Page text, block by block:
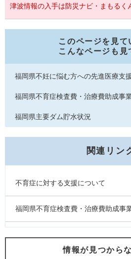
津波情報の入手は防災ナビ・まもるく
このページを見て
こんなページも見
福岡県不妊に悩む方への先進医療支
福岡県不育症検査費・治療費助成事
福岡県主要ダム貯水状況
関連リン
不育症に対する支援について
福岡県不育症検査費・治療費助成事
情報が見つから